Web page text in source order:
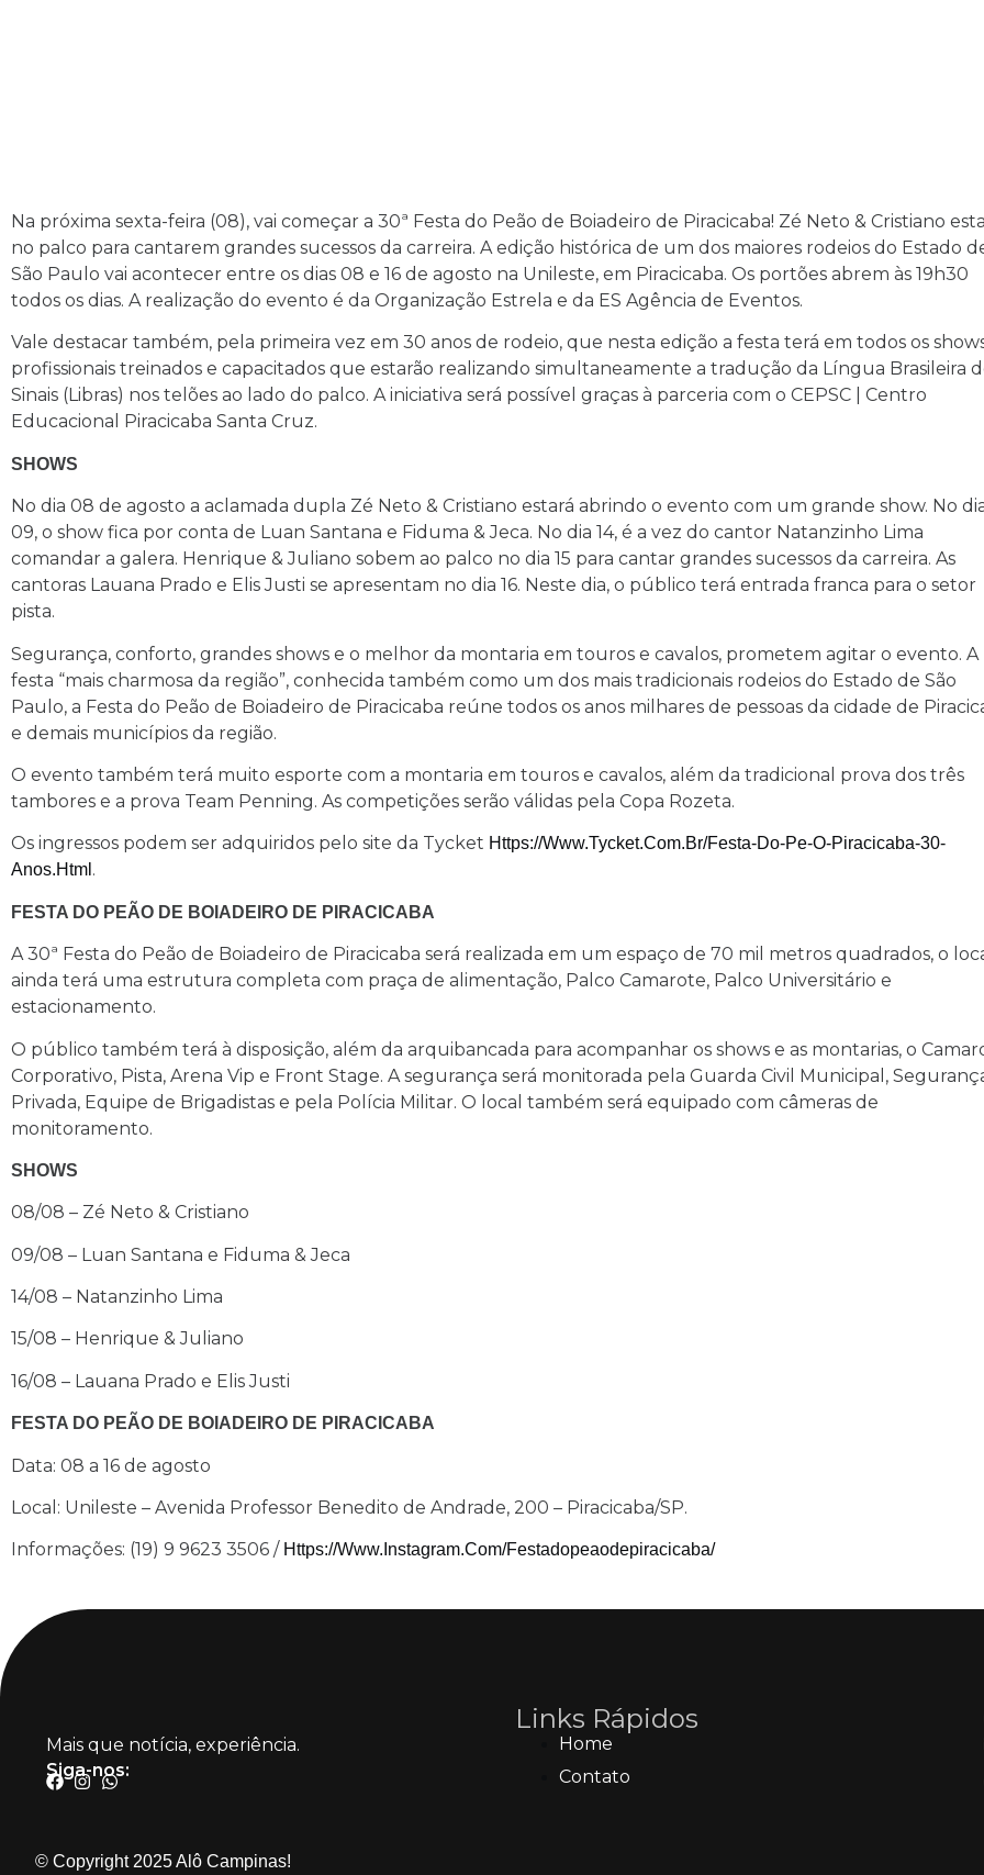
Na próxima sexta-feira (08), vai começar a 30ª Festa do Peão de Boiadeiro de Piracicaba! Zé Neto & Cristiano
no palco para cantarem grandes sucessos da carreira. A edição histórica de um dos maiores rodeios do Estado
São Paulo vai acontecer entre os dias 08 e 16 de agosto na Unileste, em Piracicaba. Os portões abrem às 19h30
todos os dias. A realização do evento é da Organização Estrela e da ES Agência de Eventos.
Vale destacar também, pela primeira vez em 30 anos de rodeio, que nesta edição a festa terá em todos os
profissionais treinados e capacitados que estarão realizando simultaneamente a tradução da Língua Brasileira
Sinais (Libras) nos telões ao lado do palco. A iniciativa será possível graças à parceria com o CEPSC | Centro
Educacional Piracicaba Santa Cruz.
SHOWS
No dia 08 de agosto a aclamada dupla Zé Neto & Cristiano estará abrindo o evento com um grande show. No
09, o show fica por conta de Luan Santana e Fiduma & Jeca. No dia 14, é a vez do cantor Natanzinho Lima
comandar a galera. Henrique & Juliano sobem ao palco no dia 15 para cantar grandes sucessos da carreira. As
cantoras Lauana Prado e Elis Justi se apresentam no dia 16. Neste dia, o público terá entrada franca para o setor
pista.
Segurança, conforto, grandes shows e o melhor da montaria em touros e cavalos, prometem agitar o evento. A
festa “mais charmosa da região”, conhecida também como um dos mais tradicionais rodeios do Estado de São
Paulo, a Festa do Peão de Boiadeiro de Piracicaba reúne todos os anos milhares de pessoas da cidade de
e demais municípios da região.
O evento também terá muito esporte com a montaria em touros e cavalos, além da tradicional prova dos três
tambores e a prova Team Penning. As competições serão válidas pela Copa Rozeta.
Os ingressos podem ser adquiridos pelo site da Tycket Https://www.tycket.com.br/festa-Do-Pe-O-Piracicaba-30-
Anos.html .
FESTA DO PEÃO DE BOIADEIRO DE PIRACICABA
A 30ª Festa do Peão de Boiadeiro de Piracicaba será realizada em um espaço de 70 mil metros quadrados, o
ainda terá uma estrutura completa com praça de alimentação, Palco Camarote, Palco Universitário e
estacionamento.
O público também terá à disposição, além da arquibancada para acompanhar os shows e as montarias, o
Corporativo, Pista, Arena Vip e Front Stage. A segurança será monitorada pela Guarda Civil Municipal,
Privada, Equipe de Brigadistas e pela Polícia Militar. O local também será equipado com câmeras de
monitoramento.
SHOWS
08/08 – Zé Neto & Cristiano
09/08 – Luan Santana e Fiduma & Jeca
14/08 – Natanzinho Lima
15/08 – Henrique & Juliano
16/08 – Lauana Prado e Elis Justi
FESTA DO PEÃO DE BOIADEIRO DE PIRACICABA
Data: 08 a 16 de agosto
Local: Unileste – Avenida Professor Benedito de Andrade, 200 – Piracicaba/SP.
Informações: (19) 9 9623 3506 / Https://www.instagram.com/festadopeaodepiracicaba/
Mais que notícia, experiência.
Siga-nos:
Links Rápidos
Home
Contato
© Copyright 2025 Alô Campinas!